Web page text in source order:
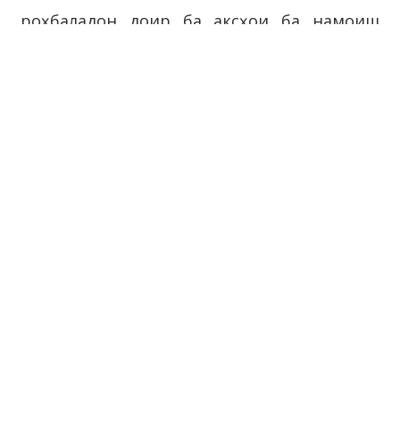
роҳбаладон доир ба аксҳои ба намоиш